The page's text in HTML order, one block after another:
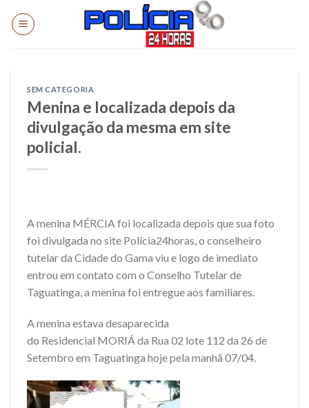
SEM CATEGORIA
Menina e localizada depois da
divulgação da mesma em site
policial.
A menina MÉRCIA foi localizada depois que sua foto
foi divulgada no site Polícia24horas, o conselheiro
tutelar da Cidade do Gama viu e logo de imediato
entrou em contato com o Conselho Tutelar de
Taguatinga, a menina foi entregue aos familiares.
A menina estava desaparecida
do Residencial MORIÁ da Rua 02 lote 112 da 26 de
Setembro em Taguatinga hoje pela manhã 07/04.